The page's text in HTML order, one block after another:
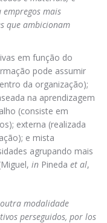
mais
que ambicionam
em função do
pode assumir
da organização);
na aprendizagem
(consiste em
externa (realizada
e mista
agrupando mais
in Pineda et al,
modalidade
perseguidos, por los